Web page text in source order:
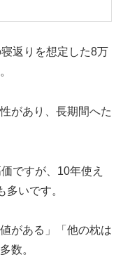
返りを想定した8万
があり、長期間へた
ですが、10年使え
多いです。
がある」「他の枕は
数。